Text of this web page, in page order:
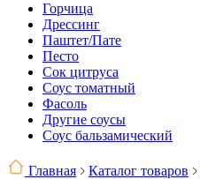
Горчица
Дрессинг
Паштет/Пате
Песто
Сок цитруса
Соус томатный
Фасоль
Другие соусы
Соус бальзамический
Главная Каталог товаров